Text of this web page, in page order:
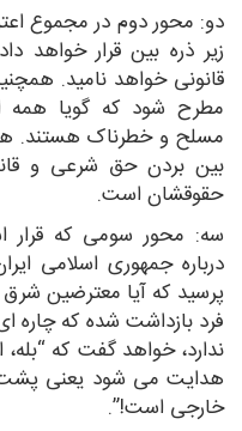
دو: محور دوم در مجموع
زیر ذره بین قرار خواهد
قانونی خواهد نامید.
مطرح شود که گویا همه
مسلح و خطرناک هستند.
بین بردن حق شرعی و
حقوقشان است.
سه: محور سومی که قرار
درباره جمهوری اسلامی
پرسید که آیا معترضین شرق
فرد بازداشت شده که چاره
ندارد، خواهد گفت که
هدایت می شود یعنی پشت
خارجی است!”.